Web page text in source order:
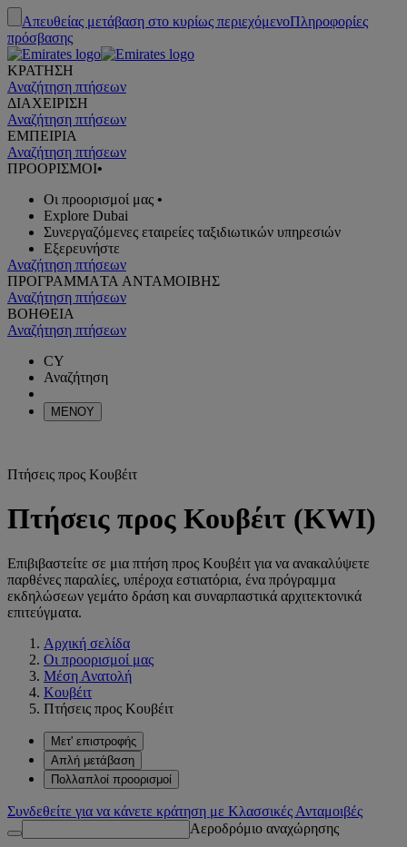
Απευθείας μετάβαση στο κυρίως περιεχόμενοΠληροφορίες
πρόσβασης
ΚΡΑΤΗΣΗ
Αναζήτηση πτήσεων
ΔΙΑΧΕΙΡΙΣΗ
Αναζήτηση πτήσεων
ΕΜΠΕΙΡΙΑ
Αναζήτηση πτήσεων
ΠΡΟΟΡΙΣΜΟΙ•
Οι προορισμοί μας •
Explore Dubai
Συνεργαζόμενες εταιρείες ταξιδιωτικών υπηρεσιών
Εξερευνήστε
Αναζήτηση πτήσεων
ΠΡΟΓΡΑΜΜΑTA ΑΝΤΑΜΟΙΒΗΣ
Αναζήτηση πτήσεων
ΒΟΗΘΕΙΑ
Αναζήτηση πτήσεων
CY
Αναζήτηση
ΜΕΝΟΥ
Πτήσεις προς Κουβέιτ
Πτήσεις προς Κουβέιτ (KWI)
Επιβιβαστείτε σε μια πτήση προς Κουβέιτ για να ανακαλύψετε
παρθένες παραλίες, υπέροχα εστιατόρια, ένα πρόγραμμα
εκδηλώσεων γεμάτο δράση και συναρπαστικά αρχιτεκτονικά
επιτεύγματα.
Αρχική σελίδα
Οι προορισμοί μας
Μέση Ανατολή
Κουβέιτ
Πτήσεις προς Κουβέιτ
Μετ' επιστροφής
Απλή μετάβαση
Πολλαπλοί προορισμοί
Συνδεθείτε για να κάνετε κράτηση με Κλασσικές Ανταμοιβές
Αεροδρόμιο αναχώρησης